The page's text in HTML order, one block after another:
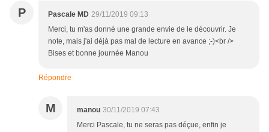
P Pascale MD 29/11/2019 09:13
Merci, tu m'as donné une grande envie de le découvrir. Je
note, mais j'ai déjà pas mal de lecture en avance ;-)<br />
Bises et bonne journée Manou
Répondre
M manou 30/11/2019 07:43
Merci Pascale, tu ne seras pas déçue, enfin je